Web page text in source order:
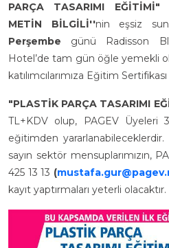
PARÇA TASARIMI
METİN BİLGİLİ''nin eşsiz
Perşembe günü Radisson
Hotel’de tam gün öğle yemekli
katılımcılarımıza Eğitim
"PLASTİK PARÇA TASARIMI
TL+KDV olup, PAGEV
eğitimden
sayın sektör mensuplarımızın,
425 13 13 (
kayıt yaptırmaları yeterli olacaktır.